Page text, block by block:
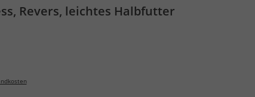
Revers, leichtes Halbfutter